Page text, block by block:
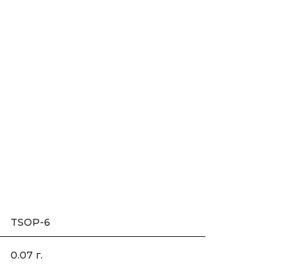
TSOP-6
0.07 г.